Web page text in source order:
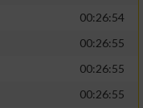
00:26:54
00:26:55
00:26:55
00:26:55